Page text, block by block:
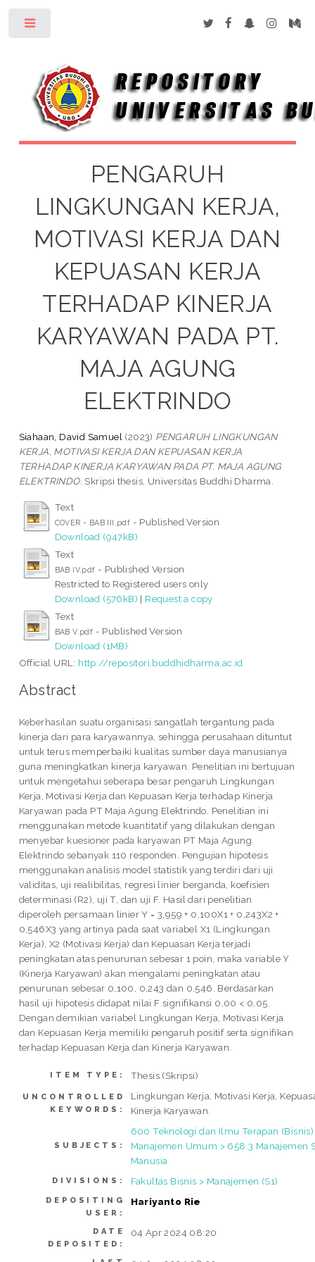
PENGARUH
LINGKUNGAN KERJA,
MOTIVASI KERJA DAN
KEPUASAN KERJA
TERHADAP KINERJA
KARYAWAN PADA PT.
MAJA AGUNG
ELEKTRINDO
Siahaan, David Samuel (2023) PENGARUH LINGKUNGAN
KERJA, MOTIVASI KERJA DAN KEPUASAN KERJA
TERHADAP KINERJA KARYAWAN PADA PT. MAJA AGUNG
ELEKTRINDO. Skripsi thesis, Universitas Buddhi Dharma.
Text
COVER - BAB III.pdf - Published Version
Download (947kB)
Text
BAB IV.pdf - Published Version
Restricted to Registered users only
Download (576kB) | Request a copy
Text
BAB V.pdf - Published Version
Download (1MB)
Official URL: http://repositori.buddhidharma.ac.id
Abstract
Keberhasilan suatu organisasi sangatlah tergantung pada
kinerja dari para karyawannya, sehingga perusahaan dituntut
untuk terus memperbaiki kualitas sumber daya manusianya
guna meningkatkan kinerja karyawan. Penelitian ini bertujuan
untuk mengetahui seberapa besar pengaruh Lingkungan
Kerja, Motivasi Kerja dan Kepuasan Kerja terhadap Kinerja
Karyawan pada PT Maja Agung Elektrindo. Penelitian ini
menggunakan metode kuantitatif yang dilakukan dengan
menyebar kuesioner pada karyawan PT Maja Agung
Elektrindo sebanyak 110 responden. Pengujian hipotesis
menggunakan analisis model statistik yang terdiri dari uji
validitas, uji realibilitas, regresi linier berganda, koefisien
determinasi (R2), uji T, dan uji F. Hasil dari penelitian
diperoleh persamaan linier Y = 3,959 + 0,100X1 + 0,243X2 +
0,546X3 yang artinya pada saat variabel X1 (Lingkungan
Kerja), X2 (Motivasi Kerja) dan Kepuasan Kerja terjadi
peningkatan atas penurunan sebesar 1 poin, maka variable Y
(Kinerja Karyawan) akan mengalami peningkatan atau
penurunan sebesar 0,100, 0,243 dan 0,546. Berdasarkan
hasil uji hipotesis didapat nilai F signifikansi 0,00 < 0,05.
Dengan demikian variabel Lingkungan Kerja, Motivasi Kerja
dan Kepuasan Kerja memiliki pengaruh positif serta signifikan
terhadap Kepuasan Kerja dan Kinerja Karyawan.
ITEM TYPE: Thesis (Skripsi)
UNCONTROLLED
KEYWORDS:
Lingkungan Kerja, Motivasi Kerja,
Kinerja Karyawan.
SUBJECTS:
600 Teknologi dan Ilmu Terapan
Manajemen Umum > 658.3 Manajemen
Manusia
DIVISIONS: Fakultas Bisnis > Manajemen (S1)
DEPOSITING
USER:
Hariyanto Rie
DATE
DEPOSITED:
04 Apr 2024 08:20